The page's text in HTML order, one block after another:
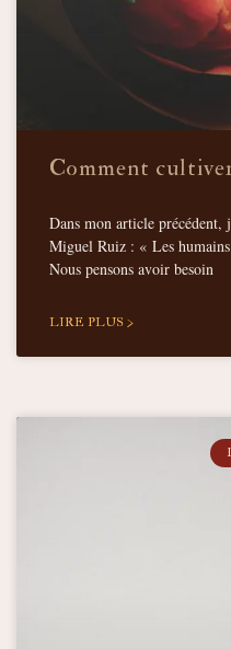
Comment
Dans mon article précédent,
Miguel Ruiz : « Les
Nous pensons avoir besoin
LIRE PLUS >